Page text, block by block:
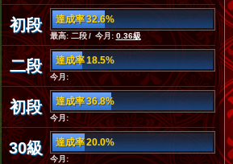
初段 達成率 32.6%
最高: 二段 / 今月:0.36級
二段 達成率 18.5%
今月:
初段 達成率 36.8%
今月:
30級 達成率 20.0%
今月: